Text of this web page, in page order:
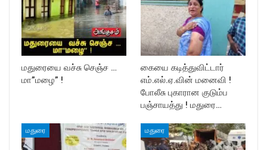
மதுரையை வச்சு செஞ்ச …
மா”மழை” !
கையை கடித்துவிட்டார்
எம்.எல்.ஏ.வின் மனைவி !
போலீசு புகாரான குடும்ப
பஞ்சாயத்து ! மதுரை…
மதுரை மதுரை